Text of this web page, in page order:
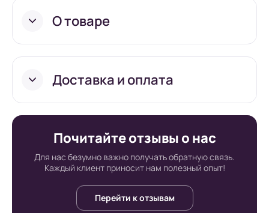
О товаре
Доставка и оплата
Условия доставки в
интернет-
супермаркете Board-
Почитайте отзывы о нас
Для нас безумно важно получать обратную связь.
Каждый клиент приносит нам полезный опыт!
Перейти к отзывам